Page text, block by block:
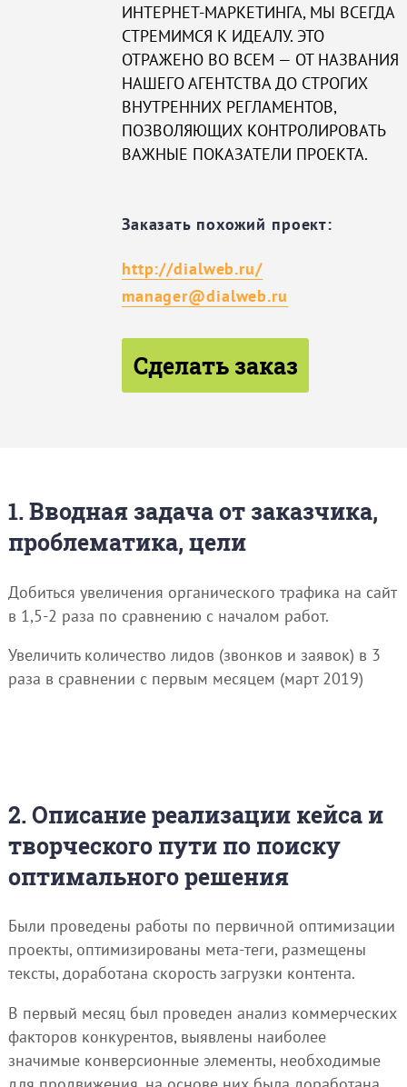
ИНТЕРНЕТ-МАРКЕТИНГА, МЫ ВСЕГДА
СТРЕМИМСЯ К ИДЕАЛУ. ЭТО
ОТРАЖЕНО ВО ВСЕМ — ОТ НАЗВАНИЯ
НАШЕГО АГЕНТСТВА ДО СТРОГИХ
ВНУТРЕННИХ РЕГЛАМЕНТОВ,
ПОЗВОЛЯЮЩИХ КОНТРОЛИРОВАТЬ
ВАЖНЫЕ ПОКАЗАТЕЛИ ПРОЕКТА.
Заказать похожий проект:
http://dialweb.ru/
manager@dialweb.ru
Сделать заказ
1. Вводная задача от заказчика,
проблематика, цели
Добиться увеличения органического трафика на сайт
в 1,5-2 раза по сравнению с началом работ.
Увеличить количество лидов (звонков и заявок) в 3
раза в сравнении с первым месяцем (март 2019)
2. Описание реализации кейса и
творческого пути по поиску
оптимального решения
Были проведены работы по первичной оптимизации
проекты, оптимизированы мета-теги, размещены
тексты, доработана скорость загрузки контента.
В первый месяц был проведен анализ коммерческих
факторов конкурентов, выявлены наиболее
значимые конверсионные элементы, необходимые